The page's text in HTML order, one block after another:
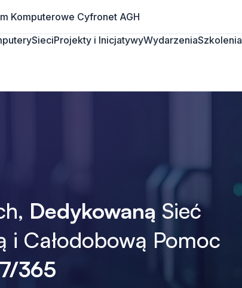
Komputerowe Cyfronet AGH
SieciProjekty i InicjatywyWydarzeniaSzkolenia
Dedykowaną Sieć
i Całodobową Pomoc
365